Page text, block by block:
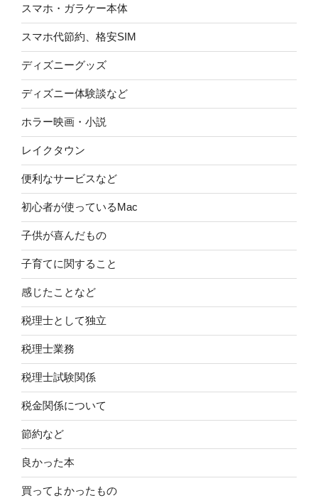
スマホ・ガラケー本体
スマホ代節約、格安SIM
ディズニーグッズ
ディズニー体験談など
ホラー映画・小説
レイクタウン
便利なサービスなど
初心者が使っているMac
子供が喜んだもの
子育てに関すること
感じたことなど
税理士として独立
税理士業務
税理士試験関係
税金関係について
節約など
良かった本
買ってよかったもの